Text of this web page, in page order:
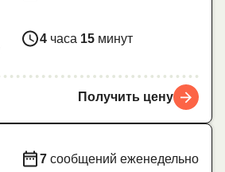
4 часа 15 минут
Получить цену
7 сообщений еженедельно